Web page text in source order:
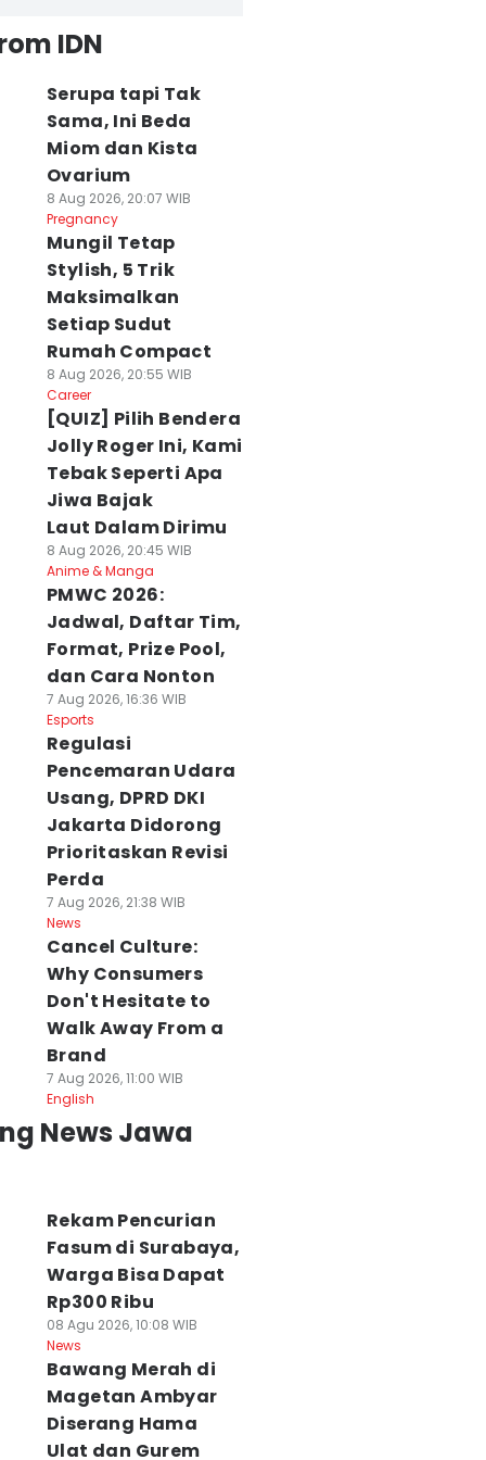
Menduga
Bromo
Aktivitas
Agu 2026, 14:18 WIB
Pengelola Mal soal
Pemasangan
Pagar
08 Agu 2026, 13:53 WIB
News
IDN
Serupa tapi Tak
Sama, Ini Beda
Miom dan Kista
Ovarium
8 Aug 2026, 20:07 WIB
Pregnancy
Mungil Tetap
Stylish, 5 Trik
Maksimalkan
Setiap Sudut
Rumah Compact
8 Aug 2026, 20:55 WIB
Career
[QUIZ] Pilih Bendera
Jolly Roger Ini, Kami
Tebak Seperti Apa
Jiwa Bajak
Laut Dalam Dirimu
8 Aug 2026, 20:45 WIB
Anime & Manga
PMWC 2026:
Jadwal, Daftar Tim,
Format, Prize Pool,
dan Cara Nonton
7 Aug 2026, 16:36 WIB
Esports
Regulasi
Pencemaran Udara
Usang, DPRD DKI
Jakarta Didorong
Prioritaskan Revisi
Perda
7 Aug 2026, 21:38 WIB
News
Cancel Culture:
Why Consumers
Don't Hesitate to
Walk Away From a
Brand
7 Aug 2026, 11:00 WIB
English
News Jawa
Rekam Pencurian
Fasum di Surabaya,
Warga Bisa Dapat
Rp300 Ribu
08 Agu 2026, 10:08 WIB
News
Bawang Merah di
Magetan Ambyar
Diserang Hama
Ulat dan Gurem